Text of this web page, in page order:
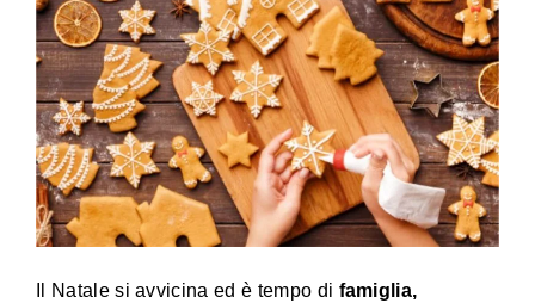
Il Natale si avvicina ed è tempo di famiglia,